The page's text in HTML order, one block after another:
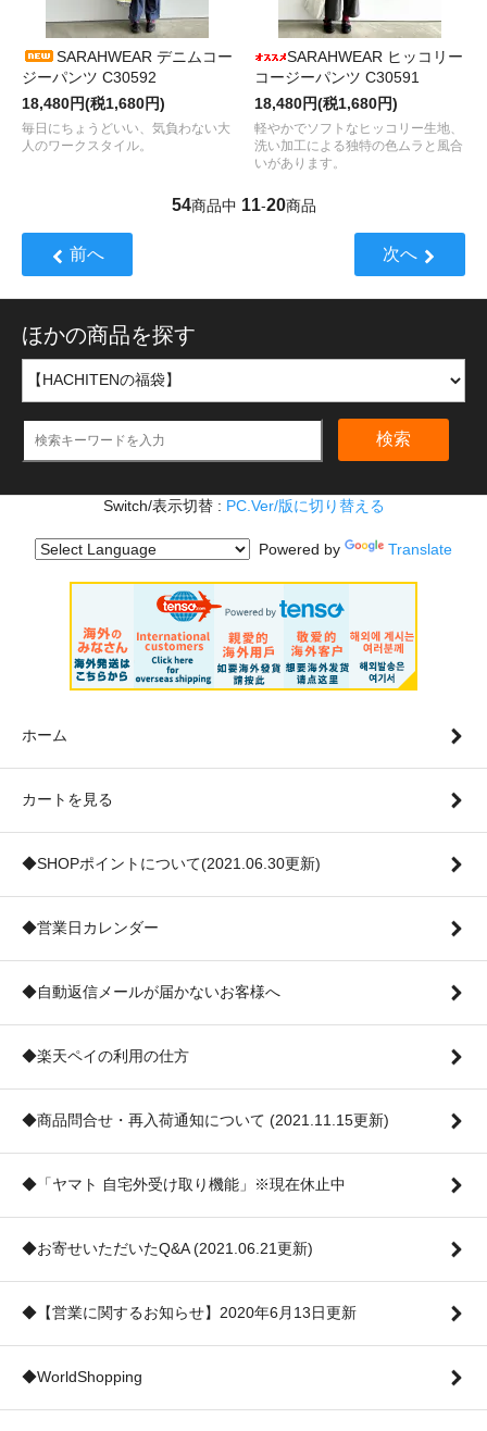
SARAHWEAR デニムコー
ジーパンツ C30592
18,480円(税1,680円)
毎日にちょうどいい、気負わない大
人のワークスタイル。
SARAHWEAR ヒッコリー
コージーパンツ C30591
18,480円(税1,680円)
軽やかでソフトなヒッコリー生地、
洗い加工による独特の色ムラと風合
いがあります。
54商品中 11-20商品
前へ 次へ
ほかの商品を探す
検索
Switch/表示切替 : PC.Ver/版に切り替える
Powered by Translate
ホーム
カートを見る
◆SHOPポイントについて(2021.06.30更新)
◆営業日カレンダー
◆自動返信メールが届かないお客様へ
◆楽天ペイの利用の仕方
◆商品問合せ・再入荷通知について (2021.11.15更新)
◆「ヤマト 自宅外受け取り機能」※現在休止中
◆お寄せいただいたQ&A (2021.06.21更新)
◆【営業に関するお知らせ】2020年6月13日更新
◆WorldShopping